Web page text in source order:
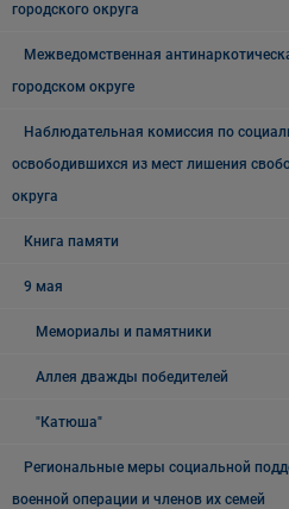
городского округа
Межведомственная
городском округе
Наблюдательная комиссия по
освободившихся из мест лишения
округа
Книга памяти
9 мая
Мемориалы и памятники
Аллея дважды победителей
"Катюша"
Региональные меры социальной
военной операции и членов их семей